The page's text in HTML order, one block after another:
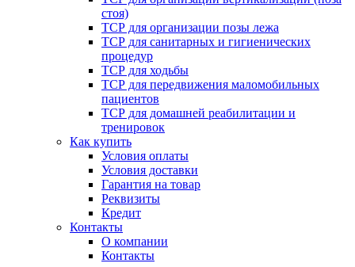
стоя)
ТСР для организации позы лежа
ТСР для санитарных и гигиенических
процедур
ТСР для ходьбы
ТСР для передвижения маломобильных
пациентов
ТСР для домашней реабилитации и
тренировок
Как купить
Условия оплаты
Условия доставки
Гарантия на товар
Реквизиты
Кредит
Контакты
О компании
Контакты